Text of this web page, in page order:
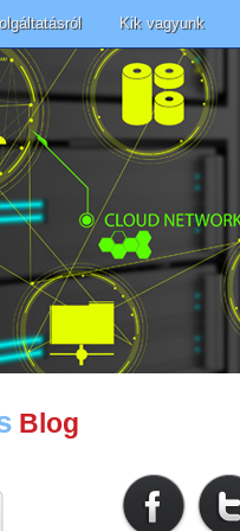
Kik vagyunk
Blog